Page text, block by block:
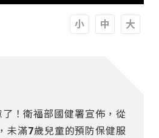
！衛福部國健署宣佈，從
未滿7歲兒童的預防保健服